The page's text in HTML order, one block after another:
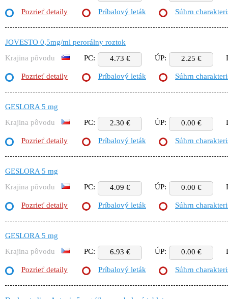
Pozrieť detaily Príbalový leták Súhrn
JOVESTO 0,5mg/ml perorálny roztok
Krajina pôvodu
PC: 4.73 € ÚP: 2.25 €
Pozrieť detaily Príbalový leták Súhrn
GESLORA 5 mg
Krajina pôvodu
PC: 2.30 € ÚP: 0.00 €
Pozrieť detaily Príbalový leták Súhrn
GESLORA 5 mg
Krajina pôvodu
PC: 4.09 € ÚP: 0.00 €
Pozrieť detaily Príbalový leták Súhrn
GESLORA 5 mg
Krajina pôvodu
PC: 6.93 € ÚP: 0.00 €
Pozrieť detaily Príbalový leták Súhrn